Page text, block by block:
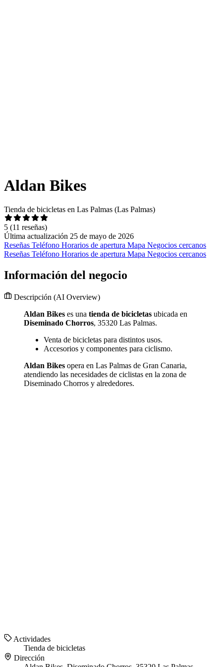
Aldan Bikes
Tienda de bicicletas en Las Palmas (Las Palmas)
5 (11 reseñas)
Última actualización 25 de mayo de 2026
Reseñas Teléfono Horarios de apertura Mapa Negocios cercanos
Reseñas Teléfono Horarios de apertura Mapa Negocios cercanos
Información del negocio
Descripción (AI Overview)
Aldan Bikes es una tienda de bicicletas ubicada en
Diseminado Chorros, 35320 Las Palmas.
Venta de bicicletas para distintos usos.
Accesorios y componentes para ciclismo.
Aldan Bikes opera en Las Palmas de Gran Canaria,
atendiendo las necesidades de ciclistas en la zona de
Diseminado Chorros y alrededores.
Actividades
Tienda de bicicletas
Dirección